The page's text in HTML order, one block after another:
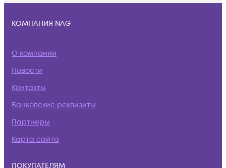
КОМПАНИЯ NAG
О компании
Новости
Контакты
Банковские реквизиты
Партнеры
Карта сайта
ПОКУПАТЕЛЯМ